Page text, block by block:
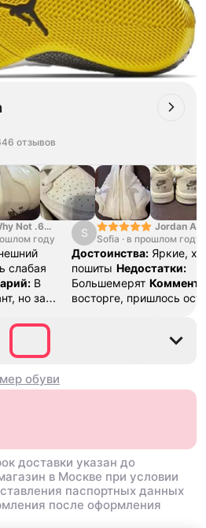
отзывов
Not .6
PF
году
слабая
В
но за
хороших
S
Jordan Air
SE "Turf
Sofia · в прошлом году
Достоинства: Яркие,
пошиты Недостатки:
Большемерят
восторге, пришлось
обуви
доставки указан до
в Москве при условии
паспортных данных
после оформления